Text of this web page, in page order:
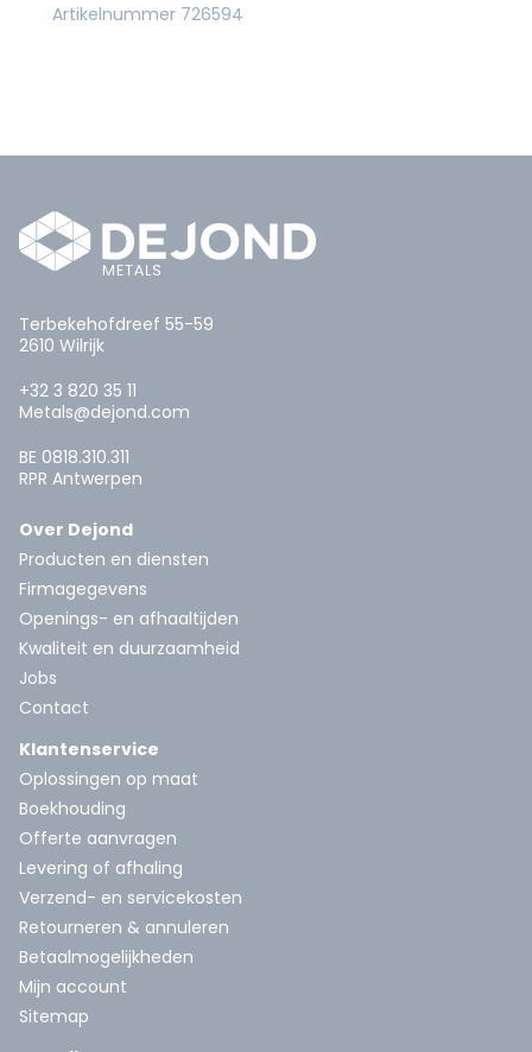
Artikelnummer 726594
Terbekehofdreef 55-59
2610 Wilrijk
+32 3 820 35 11
Metals@dejond.com
BE 0818.310.311
RPR Antwerpen
Over Dejond
Producten en diensten
Firmagegevens
Openings- en afhaaltijden
Kwaliteit en duurzaamheid
Jobs
Contact
Klantenservice
Oplossingen op maat
Boekhouding
Offerte aanvragen
Levering of afhaling
Verzend- en servicekosten
Retourneren & annuleren
Betaalmogelijkheden
Mijn account
Sitemap